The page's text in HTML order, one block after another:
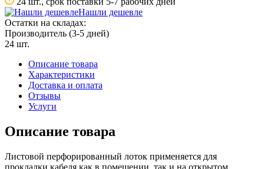
Нашли дешевле
Остатки на складах:
Производитель (3-5 дней)
24 шт.
Описание товара
Характеристики
Доставка и оплата
Отзывы
Услуги
Описание товара
Листовой перфорированный лоток применяется для
прокладки кабеля как в помещении, так и на открытом